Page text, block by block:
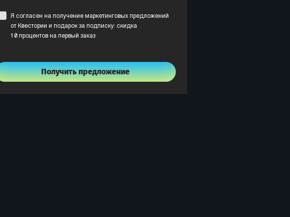
Я согласен на получение маркетинговых предложений
от Квестории и подарок за подписку: скидка
10 процентов на первый заказ
Получить предложение